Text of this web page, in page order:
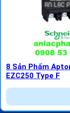
8 Sản Phẩm
EZC250 Type F